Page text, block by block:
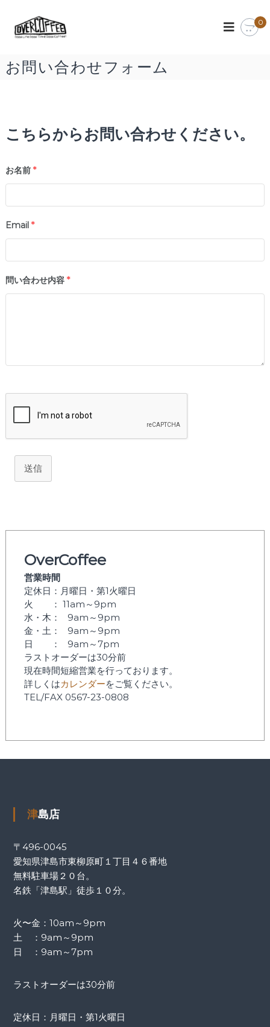
R
C
E
テ
ヒ
ー
0
お問い合わせフォーム
こちらからお問い合わせください。
お名前 *
Email *
問い合わせ内容 *
送信
OverCoffee
営業時間
定休日：月曜日・第1火曜日
火 ： 11am～9pm
水・木： 9am～9pm
金・土： 9am～9pm
日 ： 9am～7pm
ラストオーダーは30分前
現在時間短縮営業を行っております。
詳しくはカレンダーをご覧ください。
TEL/FAX 0567-23-0808
津島店
〒496-0045
愛知県津島市東柳原町１丁目４６番地
無料駐車場２０台。
名鉄「津島駅」徒歩１０分。
火〜金：10am～9pm
土 ：9am～9pm
日 ：9am～7pm
ラストオーダーは30分前
定休日：月曜日・第1火曜日